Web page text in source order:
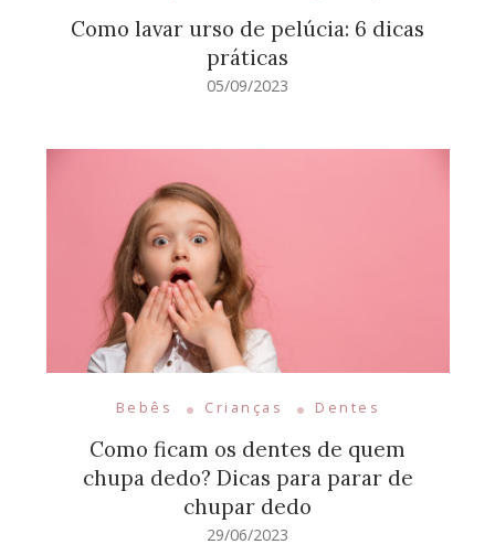
Como lavar urso de pelúcia: 6 dicas
práticas
05/09/2023
Bebês Crianças Dentes
Como ficam os dentes de quem
chupa dedo? Dicas para parar de
chupar dedo
29/06/2023